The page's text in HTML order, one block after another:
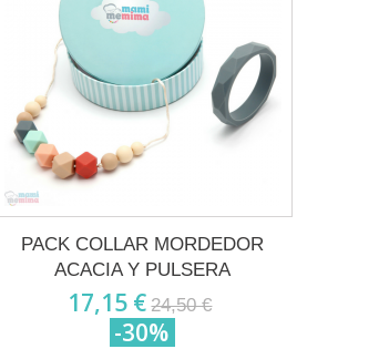
PACK COLLAR MORDEDOR
ACACIA Y PULSERA
17,15 € 24,50 €
-30%